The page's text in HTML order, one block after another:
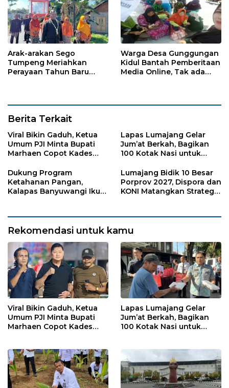
Arak-arakan Sego
Tumpeng Meriahkan
Perayaan Tahun Baru
Warga Desa Gunggungan
Kidul Bantah Pemberitaan
Media Online, Tak ada
Berita Terkait
Viral Bikin Gaduh, Ketua
Umum PJI Minta Bupati
Marhaen Copot Kades
Lapas Lumajang Gelar
Jum’at Berkah, Bagikan
100 Kotak Nasi untuk
Dukung Program
Ketahanan Pangan,
Kalapas Banyuwangi Ikuti
Ngajum
Lumajang Bidik 10 Besar
Porprov 2027, Dispora dan
KONI Matangkan Strategi
Rekomendasi untuk kamu
Viral Bikin Gaduh, Ketua
Umum PJI Minta Bupati
Marhaen Copot Kades
Lapas Lumajang Gelar
Jum’at Berkah, Bagikan
100 Kotak Nasi untuk